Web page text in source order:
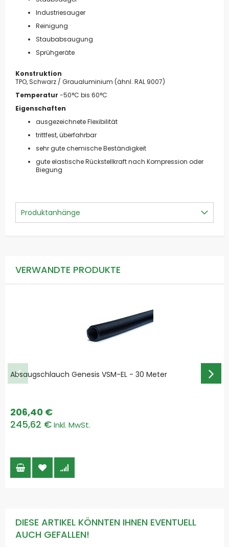
Industriesauger
Reinigung
Staubabsaugung
Sprühgeräte
Konstruktion
TPO, Schwarz / Graualuminium (ähnl. RAL 9007)
Temperatur -50°C bis 60°C
Eigenschaften
ausgezeichnete Flexibilität
trittfest, überfahrbar
sehr gute chemische Beständigkeit
gute elastische Rückstellkraft nach Kompression oder
Biegung
Produktanhänge
VERWANDTE PRODUKTE
Absaugschlauch Genesis VSM-EL - 30 Meter
245,62 €
206,40 €
DIESE ARTIKEL KÖNNTEN IHNEN EVENTUELL
AUCH GEFALLEN!